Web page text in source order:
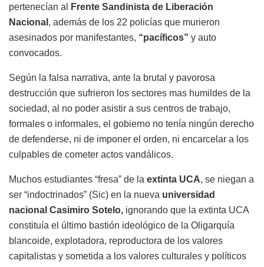
pertenecían al
Frente Sandinista de Liberación
Nacional , además de los 22 policías que murieron
asesinados por manifestantes, “pacíficos” y auto
convocados.
Según la falsa narrativa, ante la brutal y pavorosa
destrucción que sufrieron los sectores mas humildes de la
sociedad, al no poder asistir a sus centros de trabajo,
formales o informales, el gobierno no tenía ningún derecho
de defenderse, ni de imponer el orden, ni encarcelar a los
culpables de cometer actos vandálicos.
Muchos estudiantes “fresa” de la extinta UCA, se niegan a
ser “indoctrinados” (Sic) en la nueva universidad
nacional Casimiro Sotelo, ignorando que la extinta UCA
constituía el último bastión ideológico de la Oligarquía
blancoide, explotadora, reproductora de los valores
capitalistas y sometida a los valores culturales y políticos